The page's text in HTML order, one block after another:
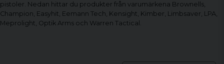
pistoler. Nedan hittar du produkter från varumärkena Brownells,
Champion, Easyhit, Eemann Tech, Kensight, Kimber, Limbsaver, LPA,
Meprolight, Optik Arms och Warren Tactical.